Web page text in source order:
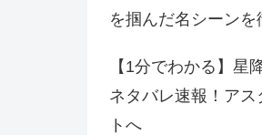
を掴んだ名シーンを
【1分でわかる】星
ネタバレ速報！アス
トへ